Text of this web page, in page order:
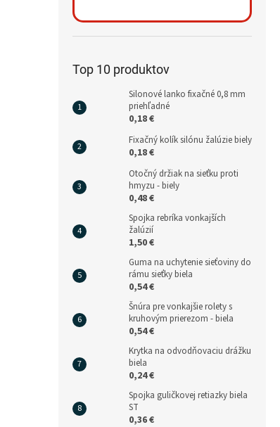
Top 10 produktov
Silonové lanko fixačné 0,8 mm
priehľadné
0,18 €
Fixačný kolík silónu žalúzie biely
0,18 €
Otočný držiak na sieťku proti
hmyzu - biely
0,48 €
Spojka rebríka vonkajších
žalúzií
1,50 €
Guma na uchytenie sieťoviny do
rámu sieťky biela
0,54 €
Šnúra pre vonkajšie rolety s
kruhovým prierezom - biela
0,54 €
Krytka na odvodňovaciu drážku
biela
0,24 €
Spojka guličkovej retiazky biela
ST
0,36 €